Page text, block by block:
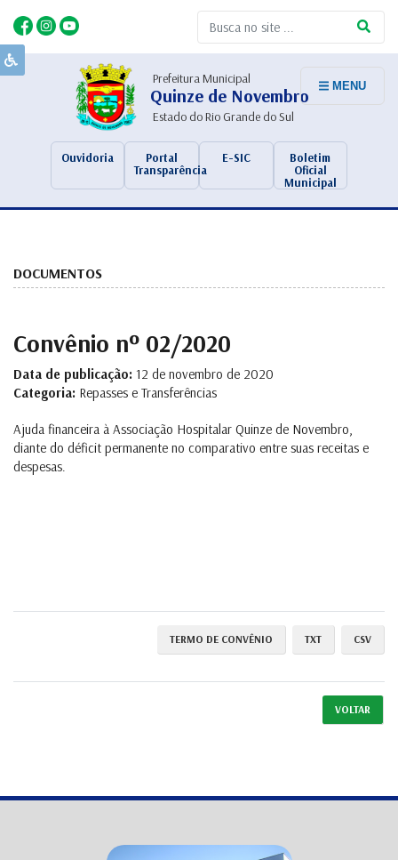
Prefeitura Municipal
Quinze de Novembro
Estado do Rio Grande do Sul
Ouvidoria
Portal
Transparência
E-SIC
Boletim
Oficial
Municipal
MENU
DOCUMENTOS
Convênio nº 02/2020
Data de publicação: 12 de novembro de 2020
Categoria: Repasses e Transferências
Ajuda financeira à Associação Hospitalar Quinze de Novembro,
diante do déficit permanente no comparativo entre suas receitas e
despesas.
TERMO DE CONVÊNIO TXT CSV
VOLTAR